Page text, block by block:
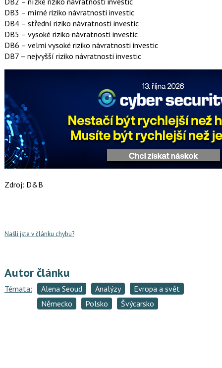
DB3 – mírné riziko návratnosti investic
DB4 – střední riziko návratnosti investic
DB5 – vysoké riziko návratnosti investic
DB6 – velmi vysoké riziko návratnosti investic
DB7 – nejvyšší riziko návratnosti investic
Zdroj: D&B
Našli jste v článku chybu?
Autor článku
Témata: Alena Seoud Analýzy
Evropa a svět
Německo
Polsko Švýcarsko